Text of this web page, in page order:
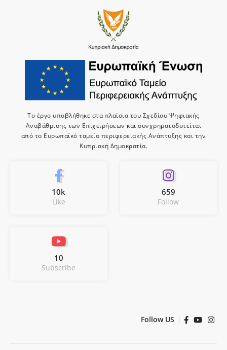
Το έργο υποβλήθηκε στα πλαίσια του Σχεδίου Ψηφιακής
Αναβάθμισης των Επιχειρήσεων και συνχρηματοδοτείται
από το Ευρωπαϊκό ταμείο περιφερειακής Ανάπτυξης και την
Κυπριακή Δημοκρατία.
10k
Like
659
Follow
10
Subscribe
Follow US